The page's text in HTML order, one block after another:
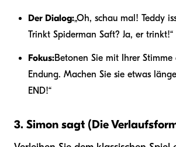
Der Dialog:„Oh, schau mal! Teddy
Trinkt Spiderman Saft? Ja, er trinkt!“
Fokus:Betonen Sie mit Ihrer Stimme
Endung. Machen Sie sie etwas
END!“
3. Simon sagt (Die